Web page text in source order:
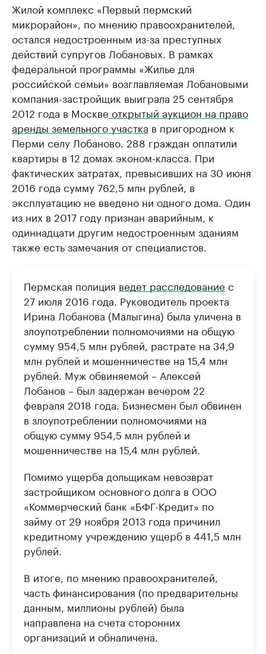
Жилой комплекс «Первый пермский
микрорайон», по мнению правоохранителей,
остался недостроенным из-за преступных
действий супругов Лобановых. В рамках
федеральной программы «Жилье для
российской семьи» возглавляемая Лобановыми
компания-застройщик выиграла 25 сентября
2012 года в Москве открытый аукцион на право
аренды земельного участка в пригородном к
Перми селу Лобаново. 288 граждан оплатили
квартиры в 12 домах эконом-класса. При
фактических затратах, превысивших на 30 июня
2016 года сумму 762,5 млн рублей, в
эксплуатацию не введено ни одного дома. Один
из них в 2017 году признан аварийным, к
одиннадцати другим недостроенным зданиям
также есть замечания от специалистов.
Пермская полиция ведет расследование с
27 июля 2016 года. Руководитель проекта
Ирина Лобанова (Малыгина) была уличена в
злоупотреблении полномочиями на общую
сумму 954,5 млн рублей, растрате на 34,9
млн рублей и мошенничестве на 15,4 млн
рублей. Муж обвиняемой – Алексей
Лобанов – был задержан вечером 22
февраля 2018 года. Бизнесмен был обвинен
в злоупотреблении полномочиями на
общую сумму 954,5 млн рублей и
мошенничестве на 15,4 млн рублей.
Помимо ущерба дольщикам невозврат
застройщиком основного долга в ООО
«Коммерческий банк «БФГ-Кредит» по
займу от 29 ноября 2013 года причинил
кредитному учреждению ущерб в 441,5 млн
рублей.
В итоге, по мнению правоохранителей,
часть финансирования (по предварительны
данным, миллионы рублей) была
направлена на счета сторонних
организаций и обналичена.